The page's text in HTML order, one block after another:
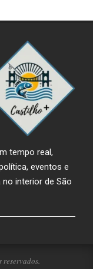
tempo real,
eventos e
interior de São
reservados.